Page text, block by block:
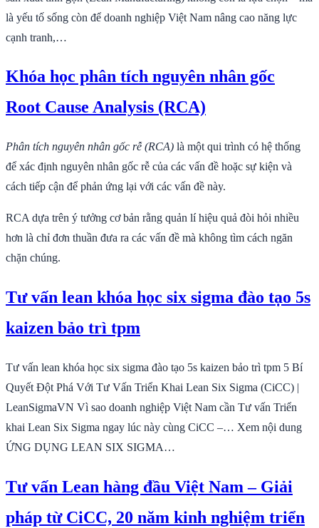
là yếu tố sống còn để doanh nghiệp Việt Nam nâng cao năng lực
cạnh tranh,…
Khóa học phân tích nguyên nhân gốc
Root Cause Analysis (RCA)
Phân tích nguyên nhân gốc rễ (RCA) là một qui trình có hệ thống
để xác định nguyên nhân gốc rễ của các vấn đề hoặc sự kiện và
cách tiếp cận để phản ứng lại với các vấn đề này.
RCA dựa trên ý tưởng cơ bản rằng quản lí hiệu quả đòi hỏi nhiều
hơn là chỉ đơn thuần đưa ra các vấn đề mà không tìm cách ngăn
chặn chúng.
Tư vấn lean khóa học six sigma đào tạo 5s
kaizen bảo trì tpm
Tư vấn lean khóa học six sigma đào tạo 5s kaizen bảo trì tpm 5 Bí
Quyết Đột Phá Với Tư Vấn Triển Khai Lean Six Sigma (CiCC) |
LeanSigmaVN Vì sao doanh nghiệp Việt Nam cần Tư vấn Triển
khai Lean Six Sigma ngay lúc này cùng CiCC –… Xem nội dung
ỨNG DỤNG LEAN SIX SIGMA…
Tư vấn Lean hàng đầu Việt Nam – Giải
pháp từ CiCC, 20 năm kinh nghiệm triển